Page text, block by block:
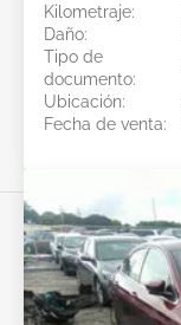
Kilometraje:
Daño:
Tipo de
documento:
Ubicación:
Fecha de venta: